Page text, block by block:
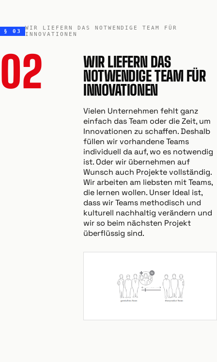
§ 03
WIR LIEFERN DAS NOTWENDIGE TEAM FÜR
INNOVATIONEN
02
WIR LIEFERN DAS
NOTWENDIGE TEAM FÜR
INNOVATIONEN
Vielen Unternehmen fehlt ganz
einfach das Team oder die Zeit, um
Innovationen zu schaffen. Deshalb
füllen wir vorhandene Teams
individuell da auf, wo es notwendig
ist. Oder wir übernehmen auf
Wunsch auch Projekte vollständig.
Wir arbeiten am liebsten mit Teams,
die lernen wollen. Unser Ideal ist,
dass wir Teams methodisch und
kulturell nachhaltig verändern und
wir so beim nächsten Projekt
überflüssig sind.